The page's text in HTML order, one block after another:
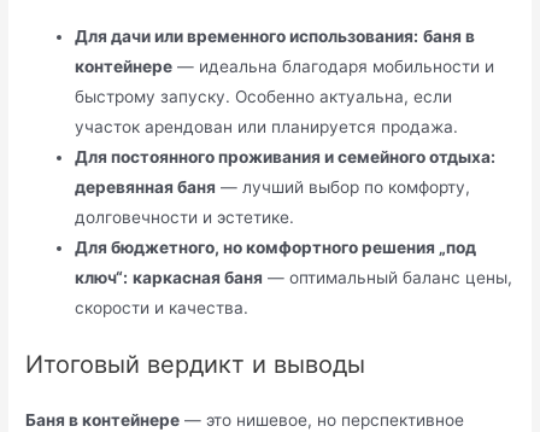
Для дачи или временного использования: баня в
контейнере — идеальна благодаря мобильности и
быстрому запуску. Особенно актуальна, если
участок арендован или планируется продажа.
Для постоянного проживания и семейного отдыха:
деревянная баня — лучший выбор по комфорту,
долговечности и эстетике.
Для бюджетного, но комфортного решения „под
ключ“: каркасная баня — оптимальный баланс цены,
скорости и качества.
Итоговый вердикт и выводы
Баня в контейнере — это нишевое, но перспективное